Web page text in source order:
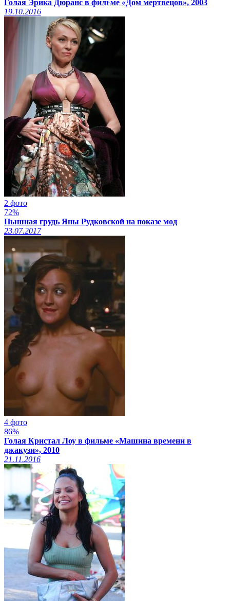
xcadr.online
Голая Эрика Дюранс в фильме «Дом мертвецов», 2003
19.10.2016
2 фото
72%
Пышная грудь Яны Рудковской на показе мод
23.07.2017
4 фото
86%
Голая Кристал Лоу в фильме «Машина времени в
джакузи», 2010
21.11.2016